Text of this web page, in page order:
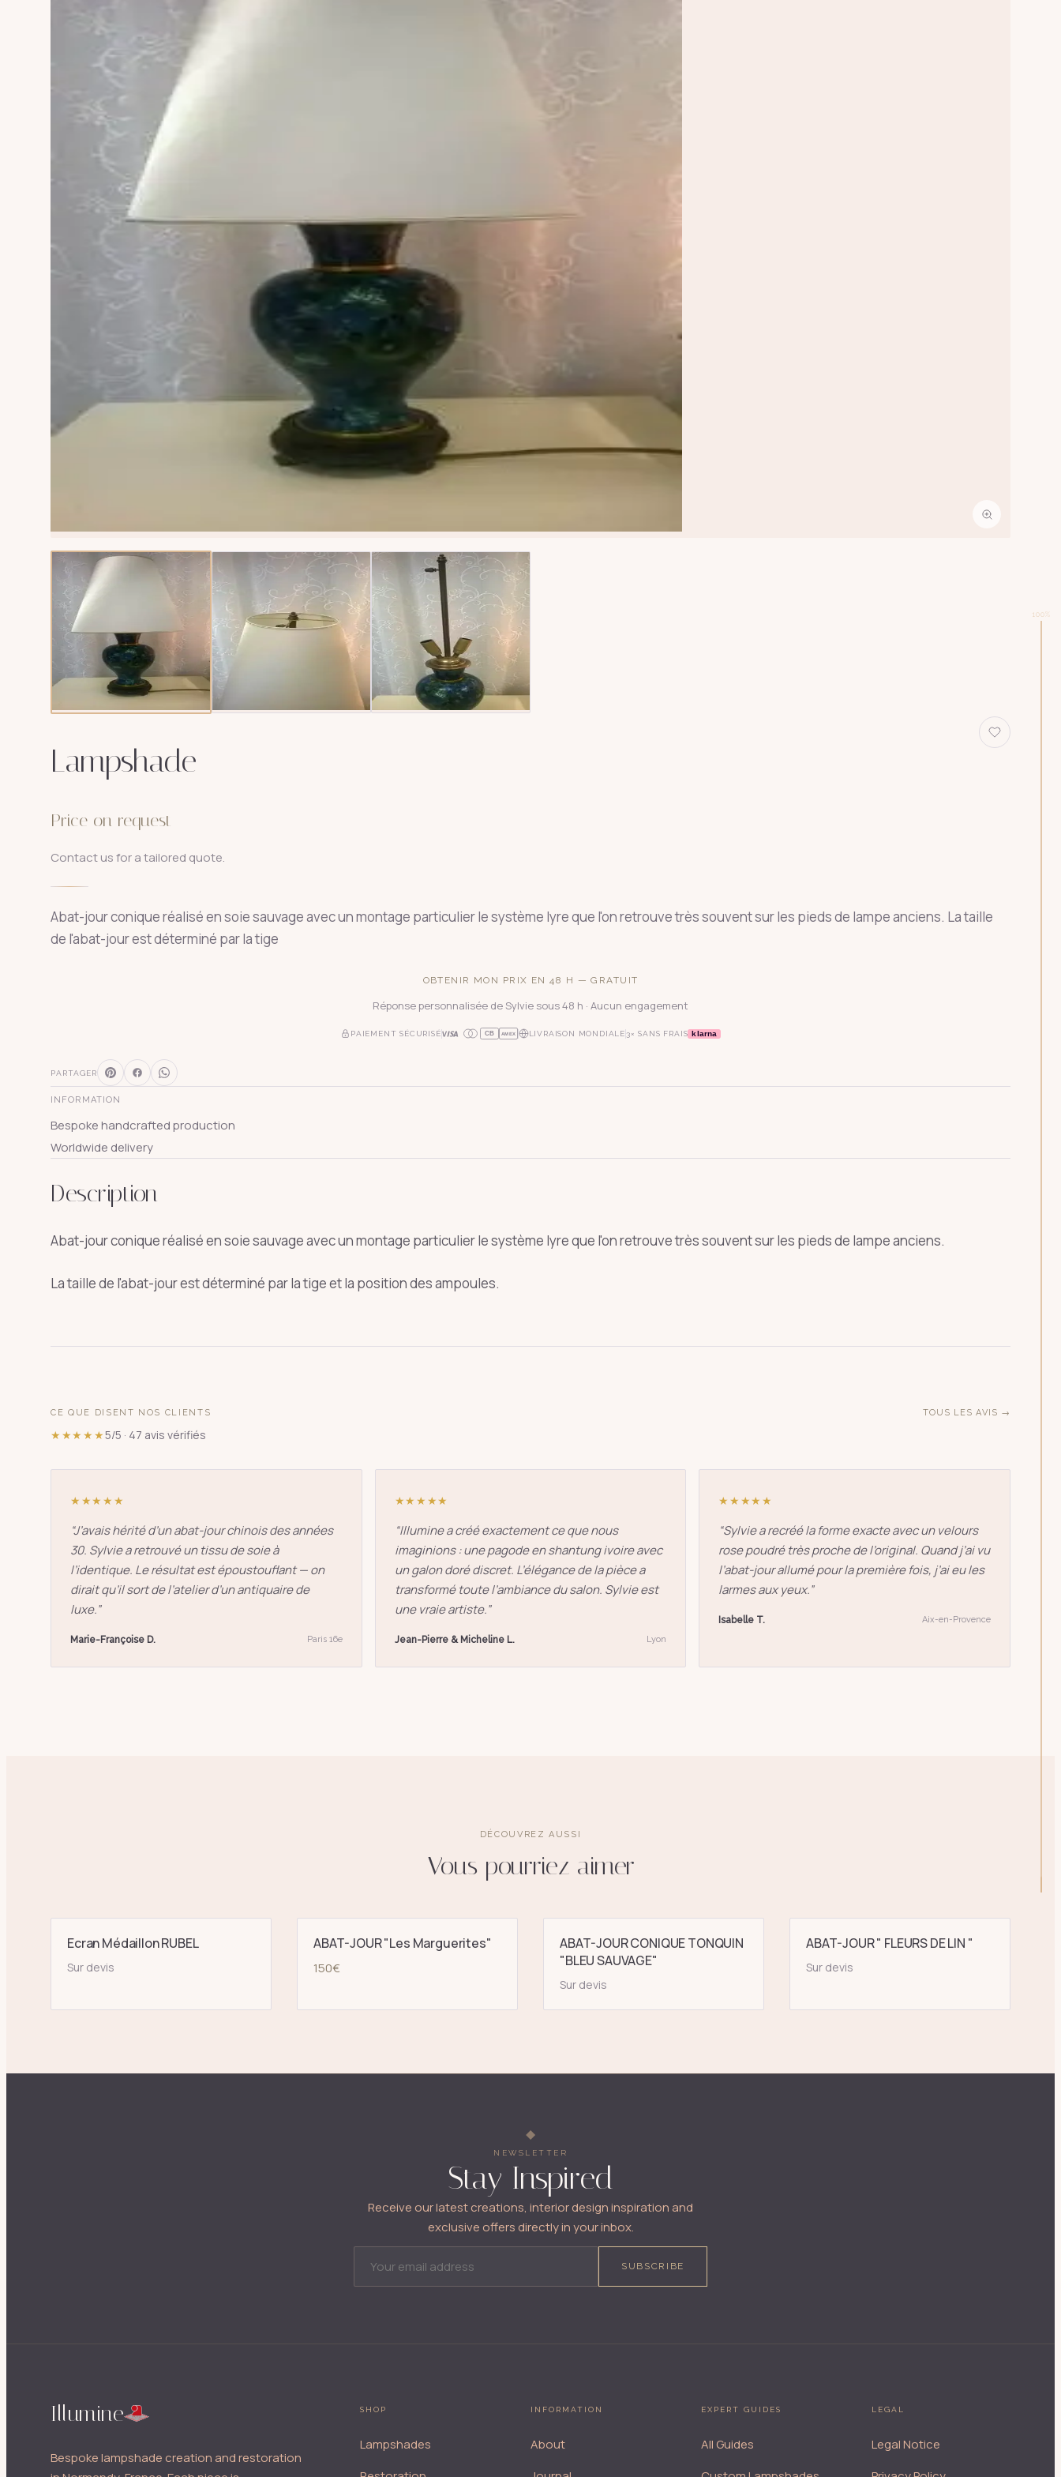
100%
Lampshade
Price on request
Contact us for a tailored quote.
Abat-jour conique réalisé en soie sauvage avec un montage particulier le système lyre que l'on retrouve très souvent sur les pieds de lampe anciens. La taille
de l'abat-jour est déterminé par la tige
OBTENIR MON PRIX EN 48 H — GRATUIT
Réponse personnalisée de Sylvie sous 48 h · Aucun engagement
PAIEMENT SÉCURISÉ CB AMEX LIVRAISON MONDIALE 3× SANS FRAIS klarna
PARTAGER
INFORMATION
Bespoke handcrafted production
Worldwide delivery
Description
Abat-jour conique réalisé en soie sauvage avec un montage particulier le système lyre que l'on retrouve très souvent sur les pieds de lampe anciens.
La taille de l'abat-jour est déterminé par la tige et la position des ampoules.
CE QUE DISENT NOS CLIENTS
★★★★★5/5 · 47 avis vérifiés
TOUS LES AVIS →
★★★★★
“J’avais hérité d’un abat-jour chinois des années
30. Sylvie a retrouvé un tissu de soie à
l’identique. Le résultat est époustouflant — on
dirait qu’il sort de l’atelier d’un antiquaire de
luxe.”
Marie-Françoise D. Paris 16e
★★★★★
“Illumine a créé exactement ce que nous
imaginions : une pagode en shantung ivoire avec
un galon doré discret. L’élégance de la pièce a
transformé toute l’ambiance du salon. Sylvie est
une vraie artiste.”
Jean-Pierre & Micheline L. Lyon
★★★★★
“Sylvie a recréé la forme exacte avec un velours
rose poudré très proche de l’original. Quand j’ai vu
l’abat-jour allumé pour la première fois, j’ai eu les
larmes aux yeux.”
Isabelle T. Aix-en-Provence
DÉCOUVREZ AUSSI
Vous pourriez aimer
Ecran Médaillon RUBEL
Sur devis
ABAT-JOUR "Les Marguerites"
150€
ABAT-JOUR CONIQUE TONQUIN
"BLEU SAUVAGE"
Sur devis
ABAT-JOUR " FLEURS DE LIN "
Sur devis
NEWSLETTER
Stay Inspired
Receive our latest creations, interior design inspiration and
exclusive offers directly in your inbox.
SUBSCRIBE
Illumine
Bespoke lampshade creation and restoration
SHOP
Lampshades
INFORMATION
About
EXPERT GUIDES
All Guides
LEGAL
Legal Notice
pagode soie art déco conique lyre lin
↑ ↓ Entrée Échap